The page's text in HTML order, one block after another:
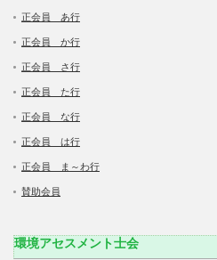
正会員 あ行
正会員 か行
正会員 さ行
正会員 た行
正会員 な行
正会員 は行
正会員 ま～わ行
賛助会員
環境アセスメント士会